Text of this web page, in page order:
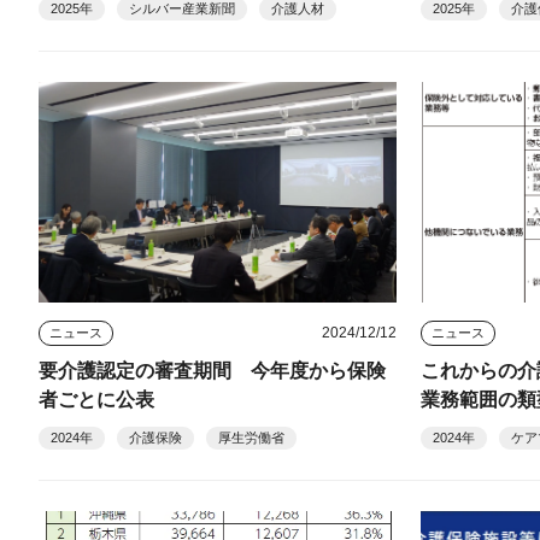
2025年 シルバー産業新聞 介護人材 2025年 介護
ニュース 2024/12/12
要介護認定の審査期間 今年度から保険
者ごとに公表
2024年 介護保険 厚生労働省
ニュース
これからの
業務範囲の
2024年 ケア